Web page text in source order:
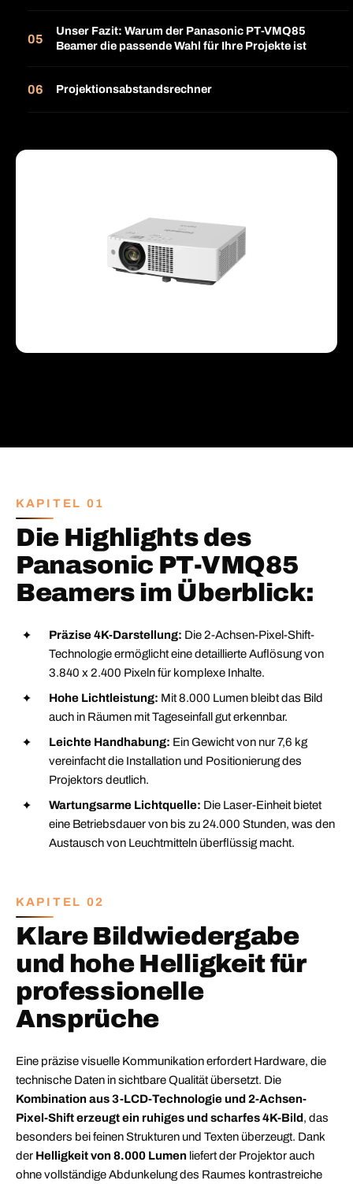
Unser Fazit: Warum der Panasonic PT-VMQ85
Beamer die passende Wahl für Ihre Projekte ist
Projektionsabstandsrechner
KAPITEL 01
Die Highlights des
Panasonic PT-VMQ85
Beamers im Überblick:
Präzise 4K-Darstellung: Die 2-Achsen-Pixel-Shift-
Technologie ermöglicht eine detaillierte Auflösung von
3.840 x 2.400 Pixeln für komplexe Inhalte.
Hohe Lichtleistung: Mit 8.000 Lumen bleibt das Bild
auch in Räumen mit Tageseinfall gut erkennbar.
Leichte Handhabung: Ein Gewicht von nur 7,6 kg
vereinfacht die Installation und Positionierung des
Projektors deutlich.
Wartungsarme Lichtquelle: Die Laser-Einheit bietet
eine Betriebsdauer von bis zu 24.000 Stunden, was den
Austausch von Leuchtmitteln überflüssig macht.
KAPITEL 02
Klare Bildwiedergabe
und hohe Helligkeit für
professionelle
Ansprüche
Eine präzise visuelle Kommunikation erfordert Hardware, die
technische Daten in sichtbare Qualität übersetzt. Die
Kombination aus 3-LCD-Technologie und 2-Achsen-
Pixel-Shift erzeugt ein ruhiges und scharfes 4K-Bild, das
besonders bei feinen Strukturen und Texten überzeugt. Dank
der Helligkeit von 8.000 Lumen liefert der Projektor auch
ohne vollständige Abdunkelung des Raumes kontrastreiche